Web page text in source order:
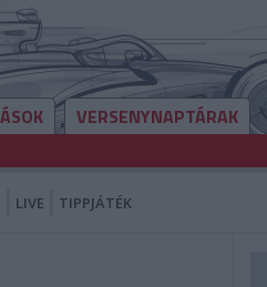
VERSENYNAPTÁRAK
LIVE TIPPJÁTÉK